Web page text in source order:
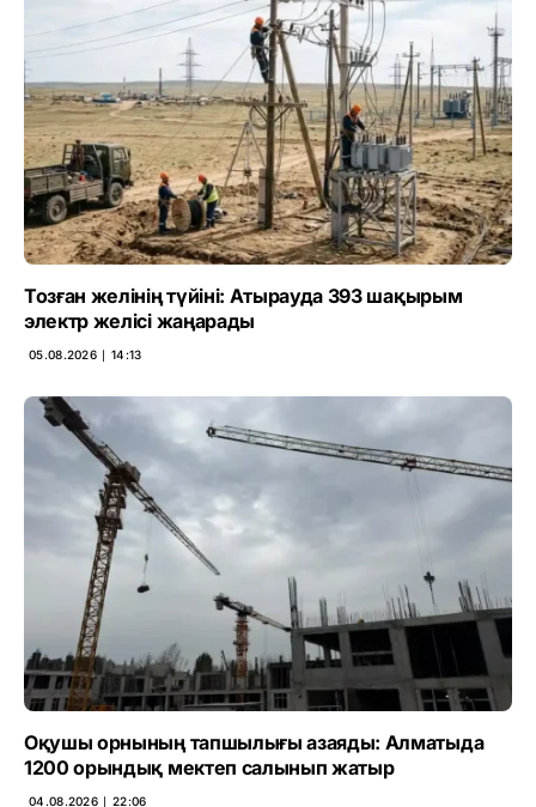
Тозған желінің түйіні: Атырауда 393 шақырым
электр желісі жаңарады
05.08.2026 ∣ 14:13
Оқушы орнының тапшылығы азаяды: Алматыда
1200 орындық мектеп салынып жатыр
04.08.2026 ∣ 22:06